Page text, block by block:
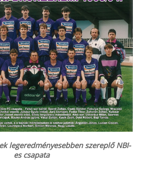
legeredményesebben szereplő NBI-
es csapata